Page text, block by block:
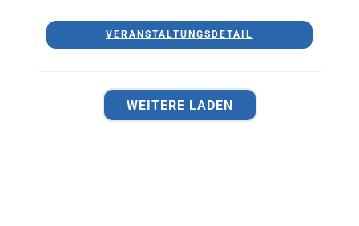
VERANSTALTUNGSDETAIL
WEITERE LADEN